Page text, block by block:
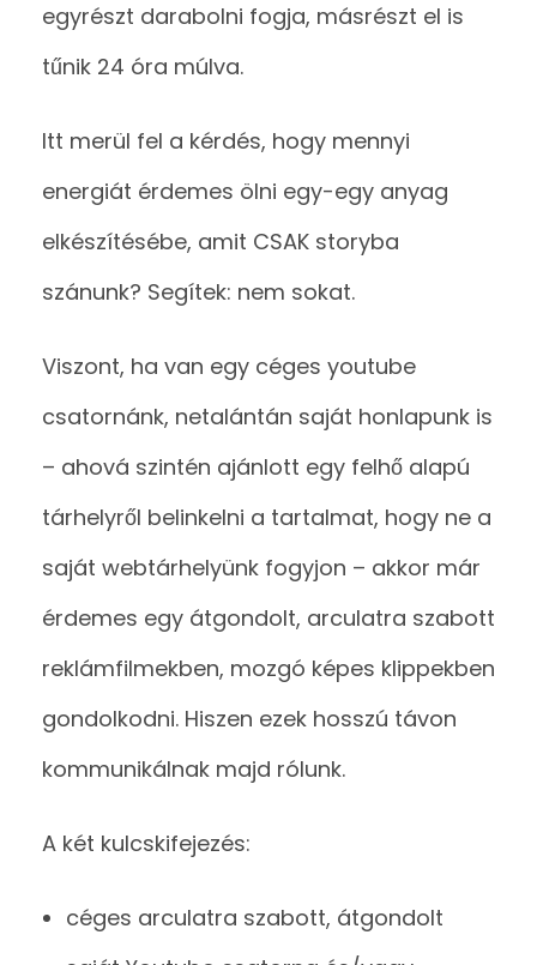
egyrészt darabolni fogja, másrészt el is
tűnik 24 óra múlva.
Itt merül fel a kérdés, hogy mennyi
energiát érdemes ölni egy-egy anyag
elkészítésébe, amit CSAK storyba
szánunk? Segítek: nem sokat.
Viszont, ha van egy céges youtube
csatornánk, netalántán saját honlapunk is
– ahová szintén ajánlott egy felhő alapú
tárhelyről belinkelni a tartalmat, hogy ne a
saját webtárhelyünk fogyjon – akkor már
érdemes egy átgondolt, arculatra szabott
reklámfilmekben, mozgó képes klippekben
gondolkodni. Hiszen ezek hosszú távon
kommunikálnak majd rólunk.
A két kulcskifejezés:
céges arculatra szabott, átgondolt